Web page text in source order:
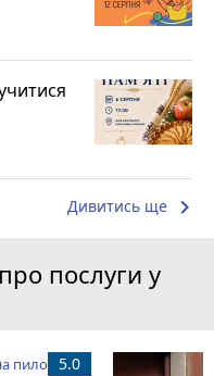
Дивитись ще keyboard_arrow_right
послуги у
5.0